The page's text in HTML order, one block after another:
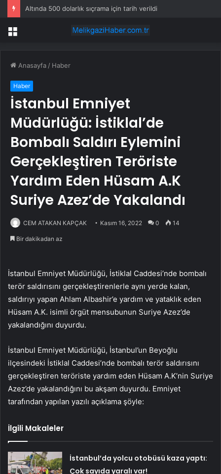
Altında 500 dolarlık sıçrama için tarih verildi
Menü
Anasayfa / Haber
Haber
İstanbul Emniyet
Müdürlüğü: İstiklal’de
Bombalı Saldırı Eylemini
Gerçekleştiren Teröriste
Yardım Eden Hüsam A.K
Suriye Azez’de Yakalandı
CEM ATAKAN KAPÇAK Kasım 16, 2022 0 14
Bir dakikadan az
İstanbul Emniyet Müdürlüğü, İstiklal Caddesi’nde bombalı
terör saldırısını gerçekleştirenlerle aynı yerde kalan,
saldırıyı yapan Ahlam Albashir’e yardım ve yataklık eden
Hüsam A.K. isimli örgüt mensubunun Suriye Azez’de
yakalandığını duyurdu.
İstanbul Emniyet Müdürlüğü, İstanbul’un Beyoğlu
ilçesindeki İstiklal Caddesi’nde bombalı terör saldırısını
gerçekleştiren teröriste yardım eden Hüsam A.K’nin Suriye
Azez’de yakalandığını bu akşam duyurdu. Emniyet
tarafından yapılan yazılı açıklama şöyle:
İlgili Makaleler
İstanbul’da yolcu otobüsü kaza yaptı:
Çok sayıda yaralı var!